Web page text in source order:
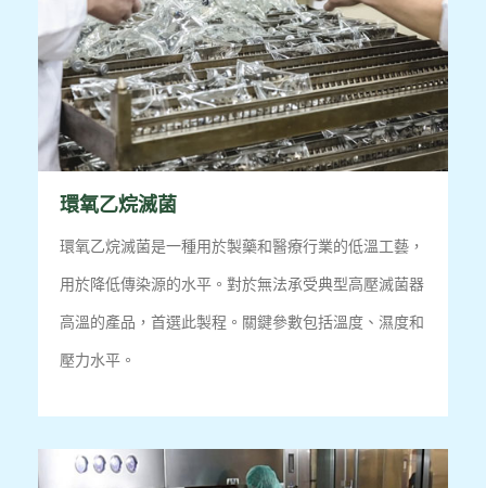
環氧乙烷滅菌
環氧乙烷滅菌是一種用於製藥和醫療行業的低溫工藝，
用於降低傳染源的水平。 對於無法承受典型高壓滅菌器
高溫的產品，首選此製程。 關鍵參數包括溫度、濕度和
壓力水平。